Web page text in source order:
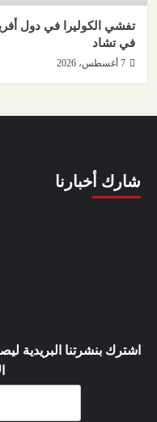
في تشاد
7 أغسطس، 2026
شارك أخبارنا
اشترك بنشرتنا البريدية